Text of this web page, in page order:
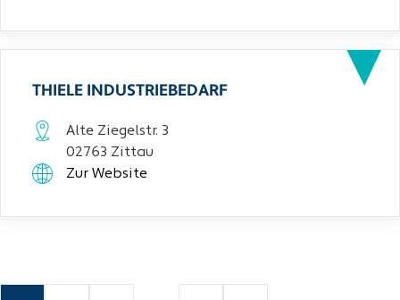
THIELE INDUSTRIEBEDARF
Alte Ziegelstr. 3
02763 Zittau
Zur Website